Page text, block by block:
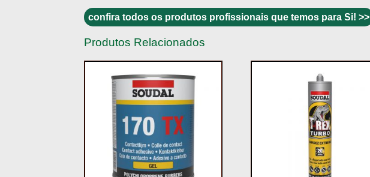
confira todos os produtos profissionais que temos para Si! >>
Produtos Relacionados